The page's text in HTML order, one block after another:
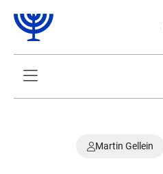

Martin Gellein